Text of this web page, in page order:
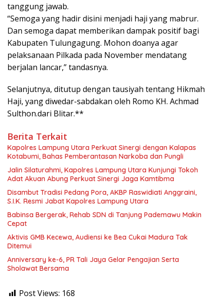
tanggung jawab.
“Semoga yang hadir disini menjadi haji yang mabrur.
Dan semoga dapat memberikan dampak positif bagi
Kabupaten Tulungagung. Mohon doanya agar
pelaksanaan Pilkada pada November mendatang
berjalan lancar,” tandasnya.
Selanjutnya, ditutup dengan tausiyah tentang Hikmah
Haji, yang diwedar-sabdakan oleh Romo KH. Achmad
Sulthon.dari Blitar.**
Berita Terkait
Kapolres Lampung Utara Perkuat Sinergi dengan Kalapas
Kotabumi, Bahas Pemberantasan Narkoba dan Pungli
Jalin Silaturahmi, Kapolres Lampung Utara Kunjungi Tokoh
Adat Akuan Abung Perkuat Sinergi Jaga Kamtibma
Disambut Tradisi Pedang Pora, AKBP Raswidiati Anggraini,
S.I.K. Resmi Jabat Kapolres Lampung Utara
Babinsa Bergerak, Rehab SDN di Tanjung Pademawu Makin
Cepat
Aktivis GMB Kecewa, Audiensi ke Bea Cukai Madura Tak
Ditemui
Anniversary ke-6, PR Tali Jaya Gelar Pengajian Serta
Sholawat Bersama
Post Views: 168